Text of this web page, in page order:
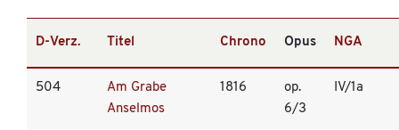
D-Verz. Titel Chrono Opus NGA
504
Am Grabe
Anselmos
1816
op.
6/3
IV/1a